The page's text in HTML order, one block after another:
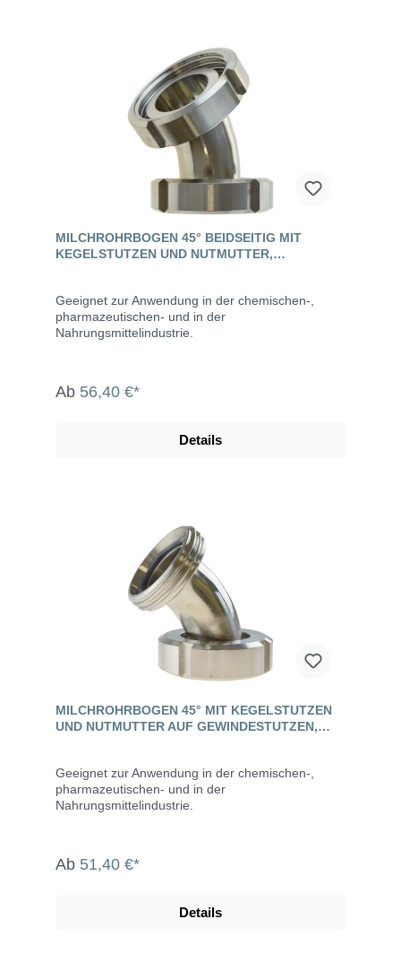
MILCHROHRBOGEN 45° BEIDSEITIG MIT
KEGELSTUTZEN UND NUTMUTTER,
Geeignet zur Anwendung in der chemischen-,
pharmazeutischen- und in der
Nahrungsmittelindustrie.
Ab 56,40 €*
Details
MILCHROHRBOGEN 45° MIT KEGELSTUTZEN
UND NUTMUTTER AUF GEWINDESTUTZEN,
Geeignet zur Anwendung in der chemischen-,
pharmazeutischen- und in der
Nahrungsmittelindustrie.
Ab 51,40 €*
Details